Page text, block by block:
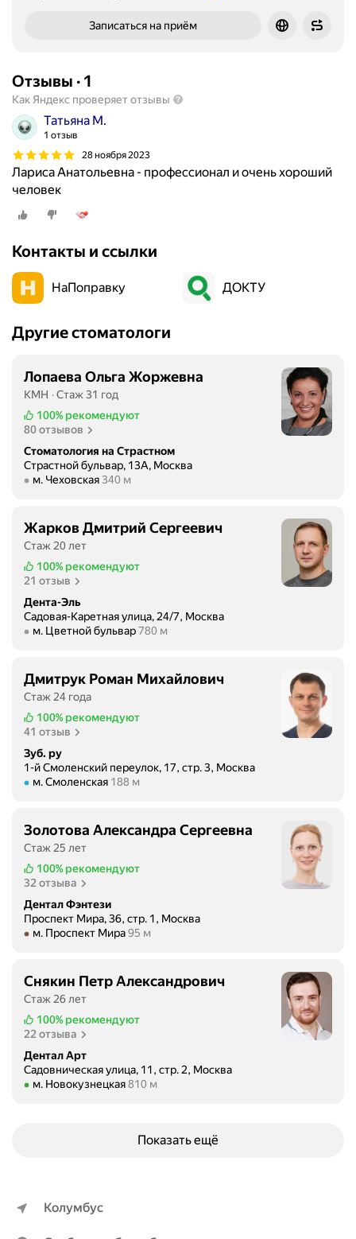
Записаться на приём
Отзывы · 1
Как Яндекс проверяет отзывы
Татьяна М.
1 отзыв
28 ноября 2023
Лариса Анатольевна - профессионал и очень хороший
человек
Контакты и ссылки
НаПоправку ДОКТУ
Другие стоматологи
Лопаева Ольга Жоржевна
КМН
Стаж 31 год
100% рекомендуют
80 отзывов
Стоматология на Страстном
Страстной бульвар, 13А, Москва
Метро м. Чеховская Расстояние 340 м
м. Чеховская 340 м
Жарков Дмитрий Сергеевич
Стаж 20 лет
100% рекомендуют
21 отзыв
Дента-Эль
Садовая-Каретная улица, 24/7, Москва
Метро м. Цветной бульвар Расстояние 780 м
м. Цветной бульвар 780 м
Дмитрук Роман Михайлович
Стаж 24 года
100% рекомендуют
41 отзыв
Зуб. ру
1-й Смоленский переулок, 17, стр. 3, Москва
Метро м. Смоленская Расстояние 188 м
м. Смоленская 188 м
Золотова Александра Сергеевна
Стаж 25 лет
100% рекомендуют
32 отзыва
Дентал Фэнтези
Проспект Мира, 36, стр. 1, Москва
Метро м. Проспект Мира Расстояние 95 м
м. Проспект Мира 95 м
Снякин Петр Александрович
Стаж 26 лет
100% рекомендуют
22 отзыва
Дентал Арт
Садовническая улица, 11, стр. 2, Москва
Метро м. Новокузнецкая Расстояние 810 м
м. Новокузнецкая 810 м
Показать ещё
Колумбус